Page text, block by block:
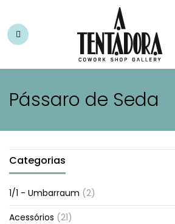
Pássaro de Seda
Categorias
1/1 - Umbarraum (2)
Acessórios (21)